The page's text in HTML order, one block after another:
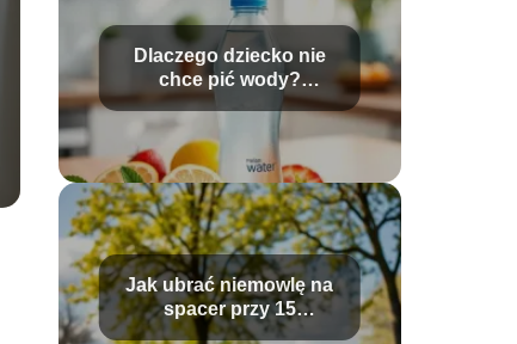
Dlaczego dziecko nie
chce pić wody?
Sprawdź przyczyny i
rozwiązania
Jak ubrać niemowlę na
spacer przy 15
stopniach?